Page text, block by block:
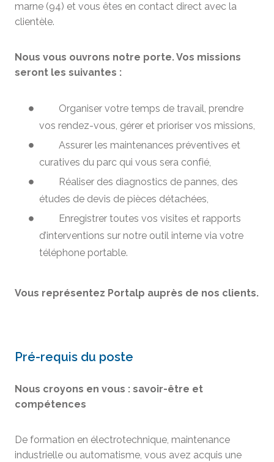
marne (94) et vous êtes en contact direct avec la
clientèle.
Nous vous ouvrons notre porte. Vos missions
seront les suivantes :
Organiser votre temps de travail, prendre
vos rendez-vous, gérer et prioriser vos missions,
Assurer les maintenances préventives et
curatives du parc qui vous sera confié,
Réaliser des diagnostics de pannes, des
études de devis de pièces détachées,
Enregistrer toutes vos visites et rapports
d’interventions sur notre outil interne via votre
téléphone portable.
Vous représentez Portalp auprès de nos clients.
Pré-requis du poste
Nous croyons en vous : savoir-être et
compétences
De formation en électrotechnique, maintenance
industrielle ou automatisme, vous avez acquis une